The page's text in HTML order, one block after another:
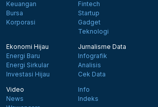
Keuangan
Bursa
Korporasi
Fintech
Startup
Gadget
Teknologi
Ekonomi Hijau
Energi Baru
Energi Sirkular
Investasi Hijau
Jurnalisme Data
Infografik
Analisis
Cek Data
Video
News
Info
Indeks